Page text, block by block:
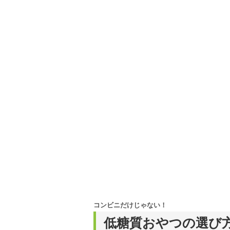
低糖質おやつの選び
コンビニだけじゃない！